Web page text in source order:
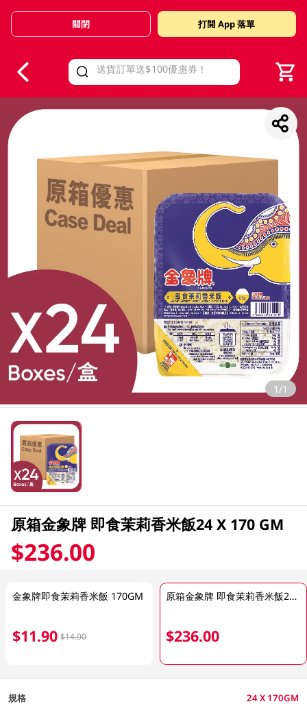
Valid Until 30 June 2026
關閉 打開 App 落單
1/1
原箱金象牌 即食茉莉香米飯24 X 170 GM
$236.00
金象牌即食茉莉香米飯 170GM
$11.90 $14.00
原箱金象牌 即食茉莉香米飯24 X 170 GM
$236.00
規格 24 X 170GM